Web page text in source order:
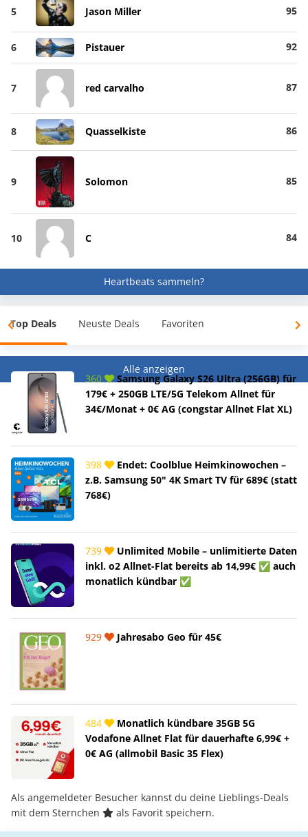
5 Jason Miller 95
6 Pistauer 92
7 red carvalho 87
8 Quasselkiste 86
9 Solomon 85
10 C 84
Heartbeats sammeln?
Top Deals Neuste Deals Favoriten
Alle anzeigen
360
Samsung Galaxy S26 Ultra (256GB) für
179€ + 250GB LTE/5G Telekom Allnet für
34€/Monat + 0€ AG (congstar Allnet Flat XL)
398
Endet: Coolblue Heimkinowochen –
z.B. Samsung 50" 4K Smart TV für 689€ (statt
768€)
739
Unlimited Mobile – unlimitierte Daten
inkl. o2 Allnet-Flat bereits ab 14,99€ ✅ auch
monatlich kündbar ✅
929 Jahresabo Geo für 45€
484
Monatlich kündbare 35GB 5G
Vodafone Allnet Flat für dauerhafte 6,99€ +
0€ AG (allmobil Basic 35 Flex)
Als angemeldeter Besucher kannst du deine Lieblings-Deals
mit dem Sternchen
als Favorit speichern.